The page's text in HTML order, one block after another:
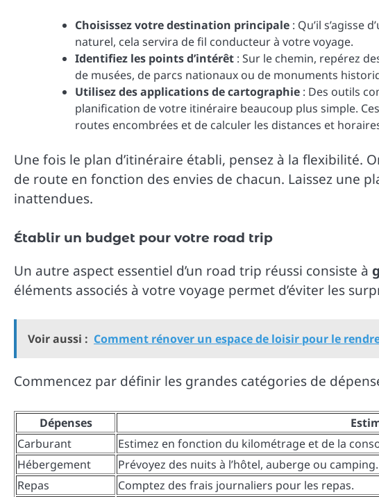
Choisissez votre destination principale : Qu’il s’agisse
naturel, cela servira de fil conducteur à votre voyage.
Identifiez les points d’intérêt : Sur le chemin, repérez
de musées, de parcs nationaux ou de monuments
Utilisez des applications de cartographie : Des outils
planification de votre itinéraire beaucoup plus simple.
routes encombrées et de calculer les distances et
Une fois le plan d’itinéraire établi, pensez à la flexibilité.
de route en fonction des envies de chacun. Laissez une
inattendues.
Établir un budget pour votre road trip
Un autre aspect essentiel d’un road trip réussi consiste à
éléments associés à votre voyage permet d’éviter les
Voir aussi : Comment rénover un espace de loisir pour le
Commencez par définir les grandes catégories de
Dépenses
Carburant
Estimez en fonction du kilométrage et de la
Hébergement
Prévoyez des nuits à l’hôtel, auberge ou camping.
Repas
Comptez des frais journaliers pour les repas.